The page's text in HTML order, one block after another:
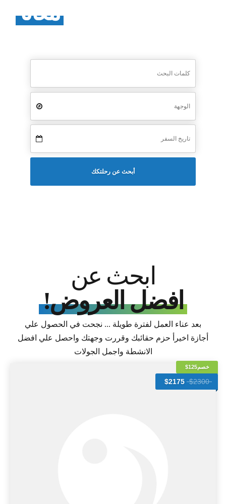
استكشف العالممعانا
أبحث عن رحلتكك
ابحث عن
افضل العروض!
بعد عناء العمل لفترة طويلة ... نجحت في الحصول علي
أجازة اخيرأ حزم حقائبك وقررت وجهتك واحصل علي افضل
الانشطة واجمل الجولات
خصم125$
$2300
$2175